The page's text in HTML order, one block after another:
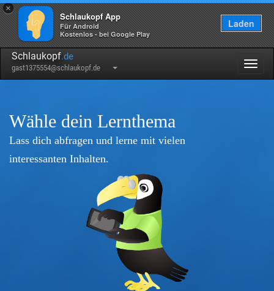
×
Schlaukopf App
Für Android
Kostenlos - bei Google Play
Laden
Schlaukopf.de
gast1375554@schlaukopf.de
Wähle dein Lernthema
Lass dich abfragen und lerne mit vielen
interessanten Inhalten.